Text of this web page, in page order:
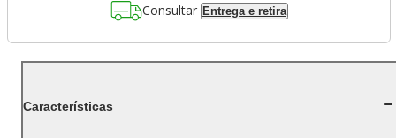
Consultar Entrega e retira
Características